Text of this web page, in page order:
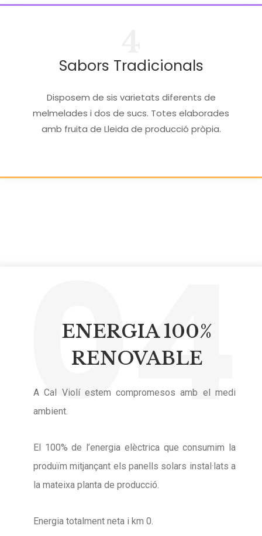
Sabors Tradicionals
Disposem de sis varietats diferents de
melmelades i dos de sucs. Totes elaborades
amb fruita de Lleida de producció pròpia.
04
ENERGIA 100%
RENOVABLE
A Cal Violí estem compromesos amb el medi
ambient.
El 100% de l’energia elèctrica que consumim la
produïm mitjançant els panells solars instal·lats a
la mateixa planta de producció.
Energia totalment neta i km 0.